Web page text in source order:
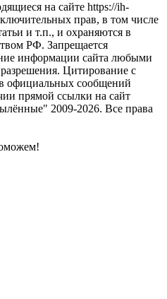
на сайте https://ih-
прав, в том числе
и т.п., и охраняются в
РФ. Запрещается
информации сайта любыми
Цитирование с
официальных сообщений
прямой ссылки на сайт
2009-2026. Все права